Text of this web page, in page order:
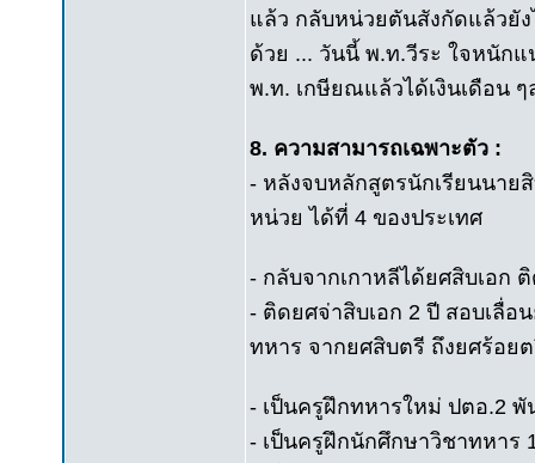
แล้ว กลับหน่วยตันสังกัดแล้วยั
ด้วย ... วันนี้ พ.ท.วีระ ใจหนัก
พ.ท. เกษียณแล้วได้เงินเดือน ๆ
8. ความสามารถเฉพาะตัว :
- หลังจบหลักสูตรนักเรียนนาย
หน่วย ได้ที่ 4 ของประเทศ
- กลับจากเกาหลีได้ยศสิบเอก
- ติดยศจ่าสิบเอก 2 ปี สอบเลื่อ
ทหาร จากยศสิบตรี ถึงยศร้อยต
- เป็นครูฝึกทหารใหม่ ปตอ.2 พั
- เป็นครูฝึกนักศึกษาวิชาทหาร